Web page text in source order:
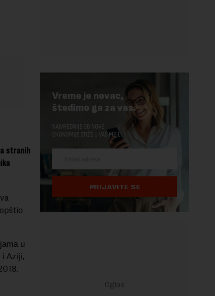
stranih
u
i Aziji,
Vreme je novac,
štedimo ga za vas.
NAJVREDNIJE OD NOVE
EKONOMIJE STIŽE U VAŠ MEJL.
PRIJAVITE SE